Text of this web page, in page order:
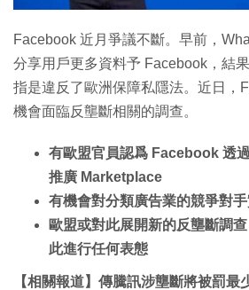
Facebook 近月爭議不斷。早前，
分享用戶更多資料予 Facebook，結
指是違反了歐洲保障私隱法。近日，
機會面臨反壟斷相關的調查。
有歐盟官員認爲 Facebook 透
推廣 Marketplace
有機會對分類廣告業的競爭對
歐盟或對此展開新的反壟斷調
此進行任何表態
【相關報道】傳騰訊涉壟斷將被罰最